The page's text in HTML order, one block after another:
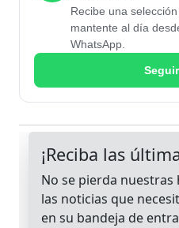
Recibe una
mantente al día
WhatsApp.